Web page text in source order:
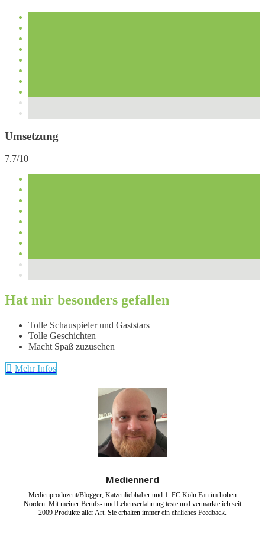
Umsetzung
7.7/10
Hat mir besonders gefallen
Tolle Schauspieler und Gaststars
Tolle Geschichten
Macht Spaß zuzusehen
Mehr Infos
Mediennerd
Medienproduzent/Blogger, Katzenliebhaber und 1. FC Köln Fan im hohen
Norden. Mit meiner Berufs- und Lebenserfahrung teste und vermarkte ich seit
2009 Produkte aller Art. Sie erhalten immer ein ehrliches Feedback.